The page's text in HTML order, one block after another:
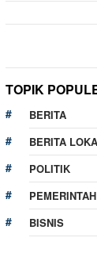
TOPIK
BERITA
BERITA
POLITIK
PEMERINTAH
BISNIS